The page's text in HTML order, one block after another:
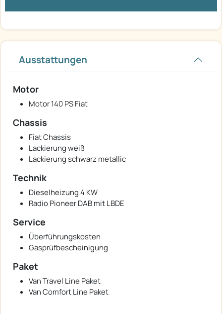
Ausstattungen
Motor
Motor 140 PS Fiat
Chassis
Fiat Chassis
Lackierung weiß
Lackierung schwarz metallic
Technik
Dieselheizung 4 KW
Radio Pioneer DAB mit LBDE
Service
Überführungskosten
Gasprüfbescheinigung
Paket
Van Travel Line Paket
Van Comfort Line Paket